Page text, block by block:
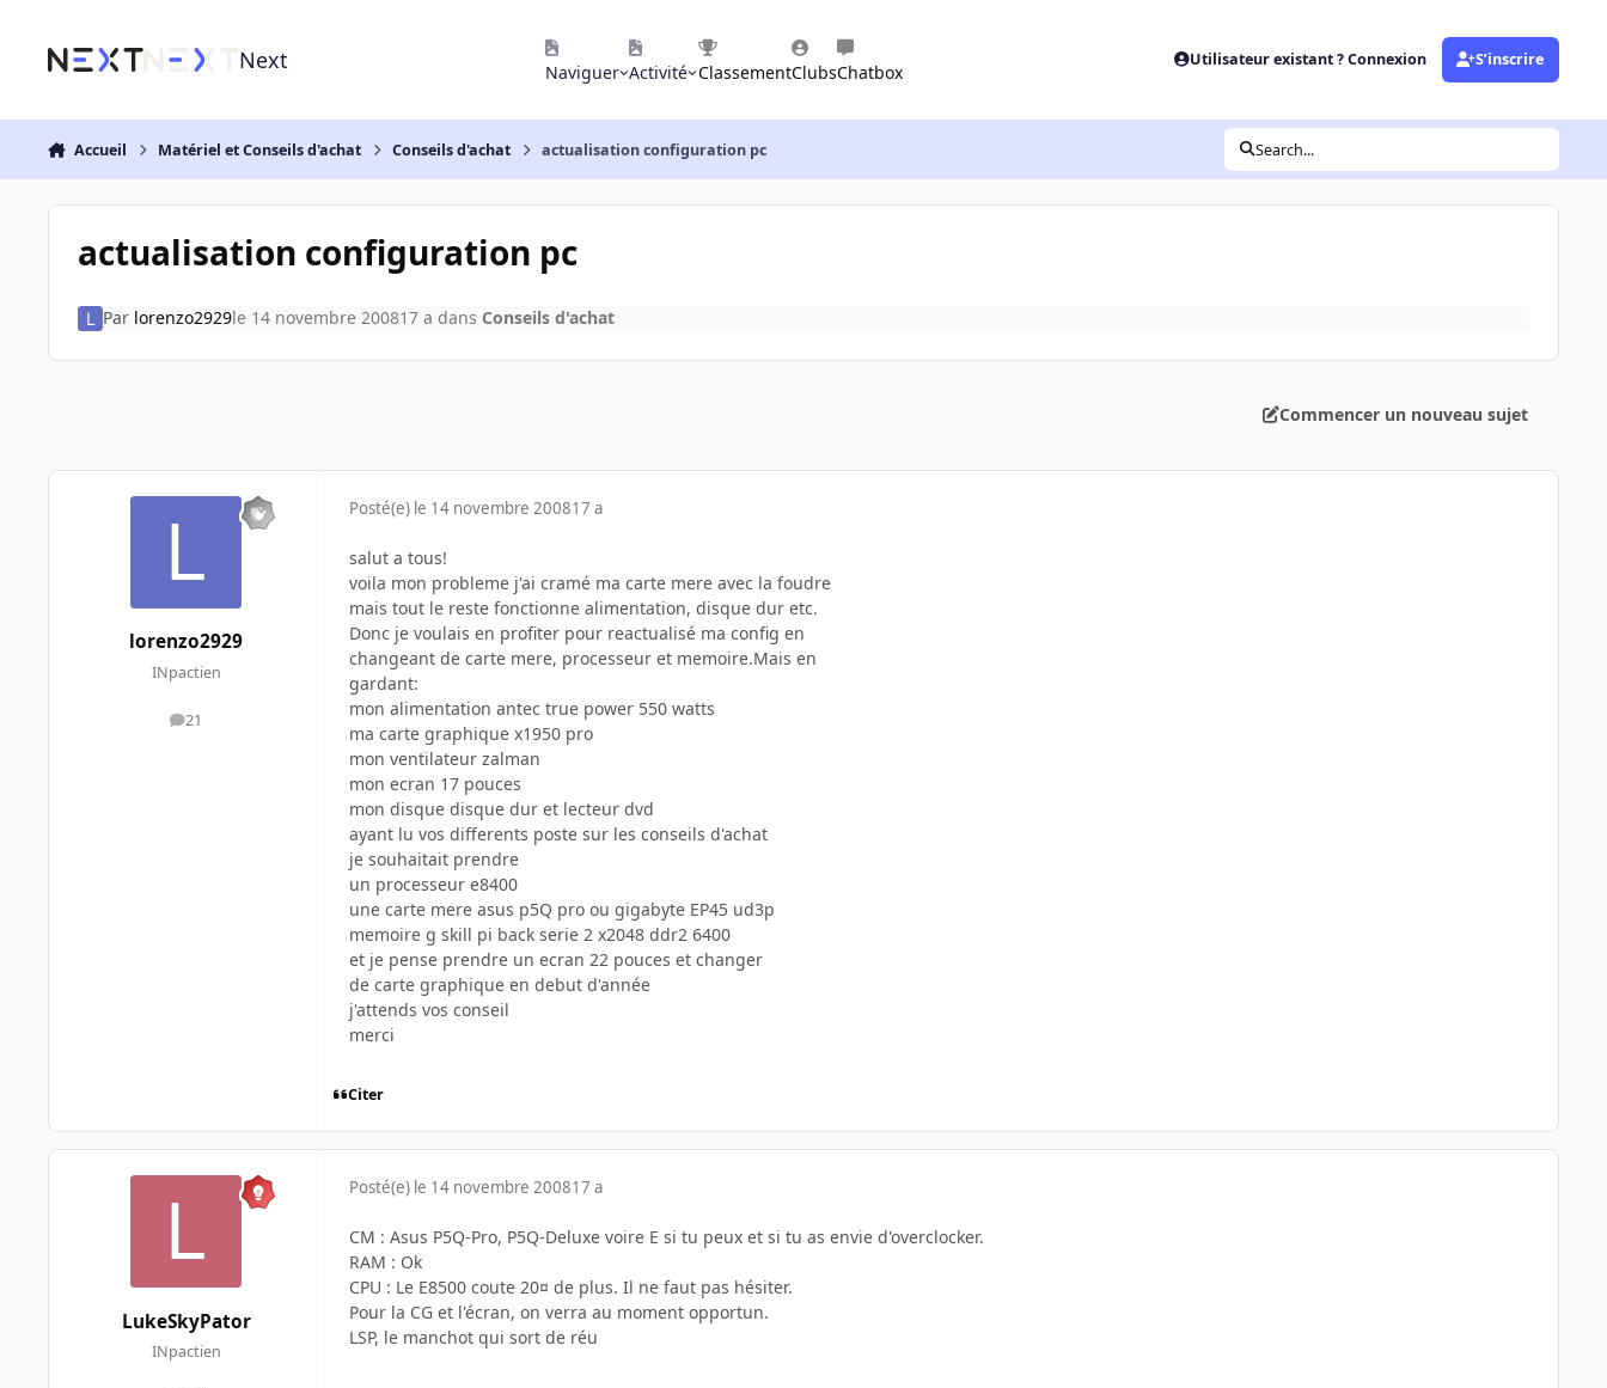
Next Naviguer Activité ClassementClubsChatbox
Utilisateur existant ? Connexion S’inscrire
Accueil Matériel et Conseils d'achat Conseils d'achat actualisation configuration pc Search...
actualisation configuration pc
Par lorenzo2929le 14 novembre 200817 a dans Conseils d'achat
Commencer un nouveau sujet
lorenzo2929
INpactien
21
messages
Posté(e) le 14 novembre 200817 a
salut a tous!
voila mon probleme j'ai cramé ma carte mere avec la foudre
mais tout le reste fonctionne alimentation, disque dur etc.
Donc je voulais en profiter pour reactualisé ma config en
changeant de carte mere, processeur et memoire.Mais en
gardant:
mon alimentation antec true power 550 watts
ma carte graphique x1950 pro
mon ventilateur zalman
mon ecran 17 pouces
mon disque disque dur et lecteur dvd
ayant lu vos differents poste sur les conseils d'achat
je souhaitait prendre
un processeur e8400
une carte mere asus p5Q pro ou gigabyte EP45 ud3p
memoire g skill pi back serie 2 x2048 ddr2 6400
et je pense prendre un ecran 22 pouces et changer
de carte graphique en debut d'année
j'attends vos conseil
merci
Citer
LukeSkyPator
INpactien
Posté(e) le 14 novembre 200817 a
CM : Asus P5Q-Pro, P5Q-Deluxe voire E si tu peux et si tu as envie d'overclocker.
RAM : Ok
CPU : Le E8500 coute 20¤ de plus. Il ne faut pas hésiter.
Pour la CG et l'écran, on verra au moment opportun.
LSP, le manchot qui sort de réu